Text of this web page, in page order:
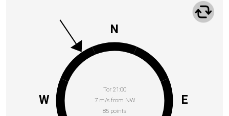
Tor 21:00
7 m/s from NW
85 points
N
E
W